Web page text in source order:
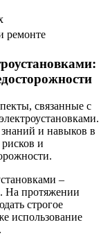
ремонте
связанные с
знаний и навыков в
и
–
На протяжении
строгое
использование